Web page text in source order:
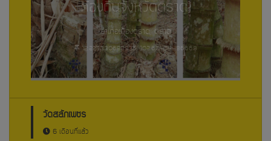
ท้องถิ่นจังหวัดตราด)
อำเภอเมืองตราด, ตราด
12.227330698935, 102.63454486668
วัดสลักเพชร
6 เดือนที่แล้ว